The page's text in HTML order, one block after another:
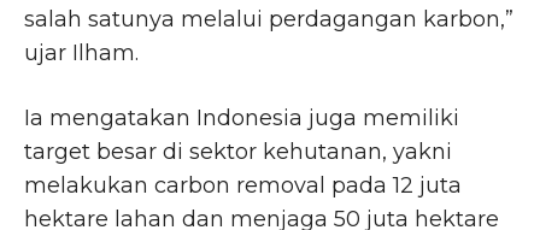
salah satunya melalui perdagangan karbon,”
ujar Ilham.
Ia mengatakan Indonesia juga memiliki
target besar di sektor kehutanan, yakni
melakukan carbon removal pada 12 juta
hektare lahan dan menjaga 50 juta hektare